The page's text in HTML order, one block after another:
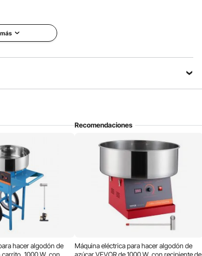
minuto. Esta máquina para hacer algodón de azúcar
perfecta para diversas fiestas y es adecuada para la
tipos de azúcar.
voltaje continua. El voltaje es ajustable y el cambio de
través del voltímetro.
Recomendaciones
hacer algodón de
carrito, 1000 W, con
Máquina eléctrica para hacer algodón de
azúcar VEVOR de 1000 W, con recipiente de